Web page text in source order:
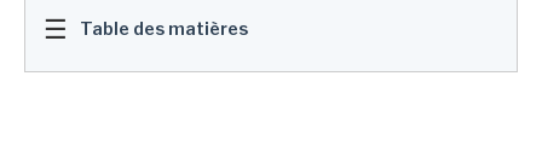
☰ Table des matières